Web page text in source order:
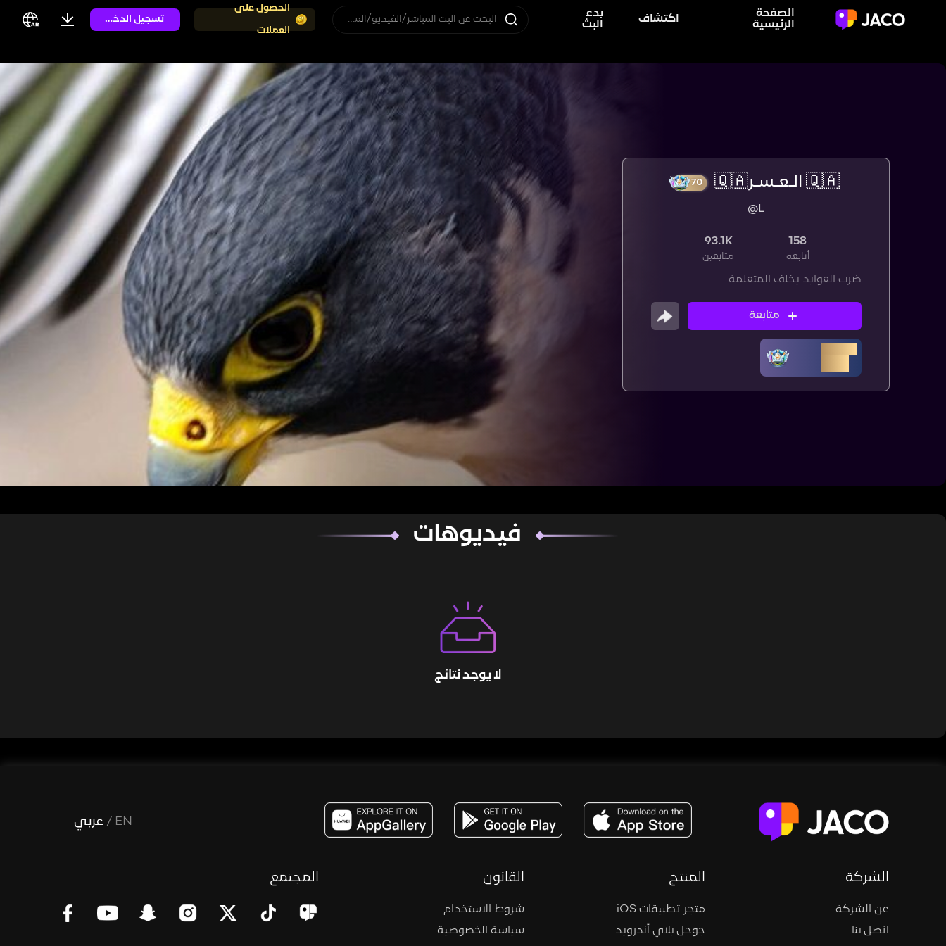
الصفحة
الرئيسية
اكتشاف
بدء
البث
البحث عن البث المباشر/الفيديو/المستخدم
الحصول على
العملات
تسجيل الدخول
🇶🇦 الـعـسـر🇶🇦
@L
158
أتابعه
93.1K
متابعين
ضرب العوايد يخلف المتعلمة
متابعة
فيديوهات
لا يوجد نتائج
EN
/ عربي
الشركة
عن الشركة
اتصل بنا
المنتج
متجر تطبيقات iOS
جوجل بلاي أندرويد
القانون
شروط الاستخدام
سياسة الخصوصية
المجتمع